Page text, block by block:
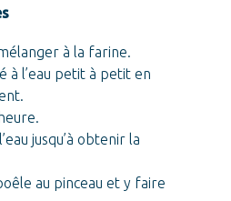
à la farine.
à l’eau petit à petit en
jusqu’à obtenir la
au pinceau et y faire